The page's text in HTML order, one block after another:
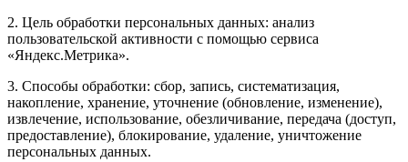
2. Цель обработки персональных данных: анализ
пользовательской активности с помощью сервиса
«Яндекс.Метрика».
3. Способы обработки: сбор, запись, систематизация,
накопление, хранение, уточнение (обновление, изменение),
извлечение, использование, обезличивание, передача (доступ,
предоставление), блокирование, удаление, уничтожение
персональных данных.